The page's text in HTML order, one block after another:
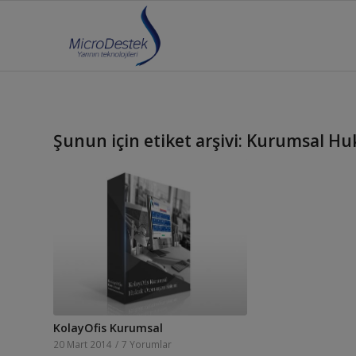
Şunun için etiket arşivi: Kurumsal
KolayOfis Kurumsal
20 Mart 2014 / 7 Yorumlar